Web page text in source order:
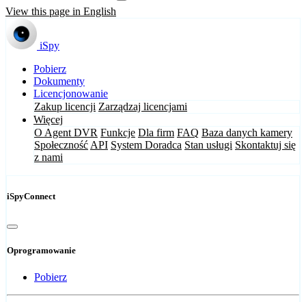
View this page in English
iSpy
Pobierz
Dokumenty
Licencjonowanie
Zakup licencji Zarządzaj licencjami
Więcej
O Agent DVR Funkcje Dla firm FAQ Baza danych kamery
Społeczność API System Doradca Stan usługi Skontaktuj się
z nami
iSpyConnect
Oprogramowanie
Pobierz